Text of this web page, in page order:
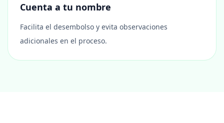
Cuenta a tu nombre
Facilita el desembolso y evita observaciones
adicionales en el proceso.